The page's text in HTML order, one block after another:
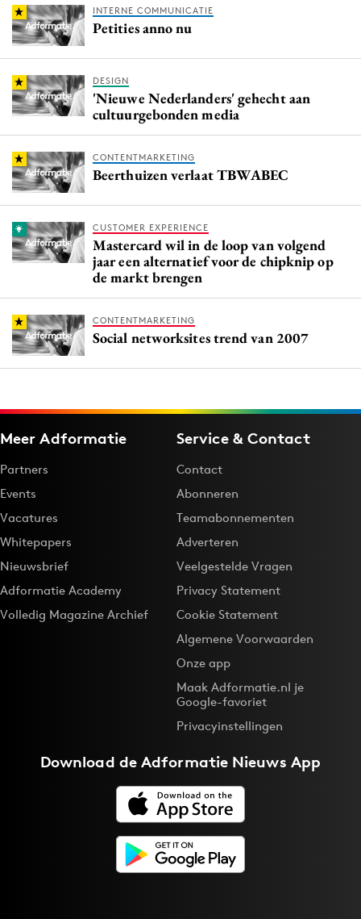
INTERNE COMMUNICATIE
Petities anno nu
DESIGN
'Nieuwe Nederlanders' gehecht aan
cultuurgebonden media
CONTENTMARKETING
Beerthuizen verlaat TBWABEC
CUSTOMER EXPERIENCE
Mastercard wil in de loop van volgend
jaar een alternatief voor de chipknip op
de markt brengen
CONTENTMARKETING
Social networksites trend van 2007
Meer Adformatie
Partners
Events
Vacatures
Whitepapers
Nieuwsbrief
Adformatie Academy
Volledig Magazine Archief
Service & Contact
Contact
Abonneren
Teamabonnementen
Adverteren
Veelgestelde Vragen
Privacy Statement
Cookie Statement
Algemene Voorwaarden
Onze app
Maak Adformatie.nl je
Google-favoriet
Privacyinstellingen
Download deAdformatie Nieuws App